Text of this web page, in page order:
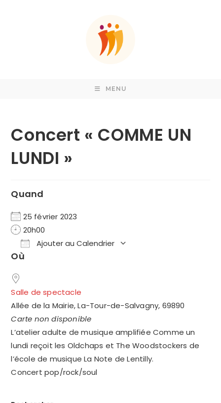
MENU
Concert « COMME UN
LUNDI »
Quand
25 février 2023
20h00
Ajouter au Calendrier
Où
Salle de spectacle
Allée de la Mairie, La-Tour-de-Salvagny, 69890
Carte non disponible
L’atelier adulte de musique amplifiée Comme un
lundi reçoit les Oldchaps et The Woodstockers de
l’école de musique La Note de Lentilly.
Concert pop/rock/soul